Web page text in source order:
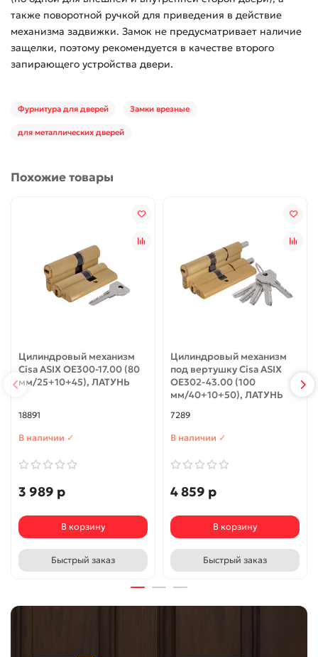
также поворотной ручкой для приведения в действие
механизма задвижки. Замок не предусматривает наличие
защелки, поэтому рекомендуется в качестве второго
запирающего устройства двери.
Фурнитура для дверей Замки врезные
для металлических дверей
Похожие товары
Цилиндровый механизм
Cisa ASIX OE300-17.00 (80
мм/25+10+45), ЛАТУНЬ
18891
В наличии ✓
3 989 р
В корзину
Быстрый заказ
Цилиндровый механизм
под вертушку Cisa ASIX
OE302-43.00 (100
мм/40+10+50), ЛАТУНЬ
7289
В наличии ✓
4 859 р
В корзину
Быстрый заказ